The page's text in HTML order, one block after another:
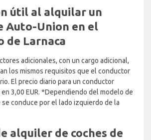
útil al alquilar un
Auto-Union en el
de Larnaca
adicionales, con un cargo adicional,
los mismos requisitos que el conductor
El precio diario para un conductor
3,00 EUR. *Dependiendo del modelo de
se conduce por el lado izquierdo de la
alquiler de coches de